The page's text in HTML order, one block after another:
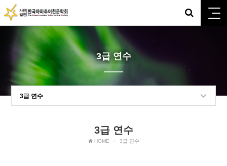
3급 연수
3급 연수
3급 연수
HOME 3급 연수